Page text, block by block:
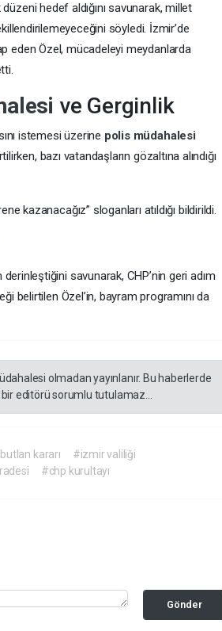
hedef aldığını savunarak, millet
söyledi. İzmir’de
eden Özel, mücadeleyi meydanlarda
ve Gerginlik
istemesi üzerine polis müdahalesi
bazı vatandaşların gözaltına alındığı
kazanacağız” sloganları atıldığı bildirildi.
savunarak, CHP’nin geri adım
belirtilen Özel’in, bayram programını da
olmadan yayınlanır. Bu haberlerde
editörü sorumlu tutulamaz...
kararı
#izmir valiliği
#chp kurultayı
Gönder